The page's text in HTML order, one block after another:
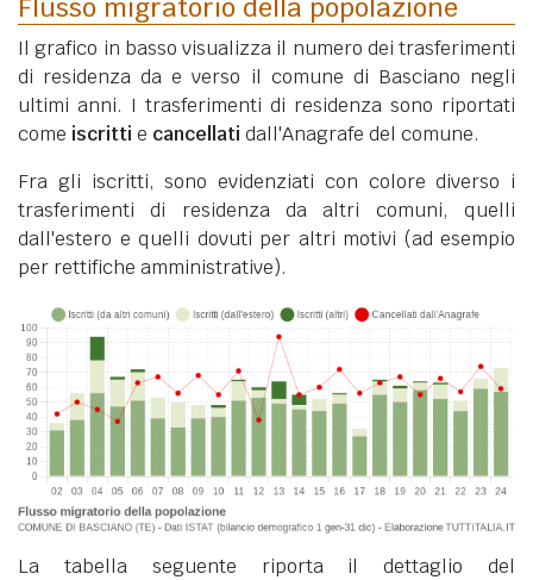
Flusso migratorio della popolazione
Il grafico in basso visualizza il numero dei trasferimenti
di residenza da e verso il comune di Basciano negli
ultimi anni. I trasferimenti di residenza sono riportati
come iscritti e cancellati dall'Anagrafe del comune.
Fra gli iscritti, sono evidenziati con colore diverso i
trasferimenti di residenza da altri comuni, quelli
dall'estero e quelli dovuti per altri motivi (ad esempio
per rettifiche amministrative).
La tabella seguente riporta il dettaglio del